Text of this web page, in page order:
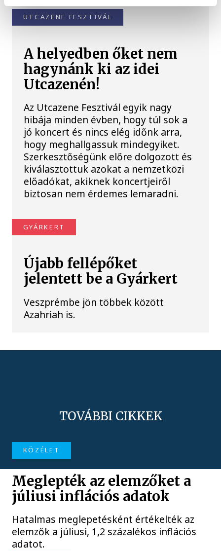
UTCAZENE FESZTIVÁL
A helyedben őket nem
hagynánk ki az idei
Utcazenén!
Az Utcazene Fesztivál egyik nagy
hibája minden évben, hogy túl sok a
jó koncert és nincs elég időnk arra,
hogy meghallgassuk mindegyiket.
Szerkesztőségünk előre dolgozott és
kiválasztottuk azokat a nemzetközi
előadókat, akiknek koncertjeiről
biztosan nem érdemes lemaradni.
GYÁRKERT
Újabb fellépőket
jelentett be a Gyárkert
Veszprémbe jön többek között
Azahriah is.
TOVÁBBI CIKKEK
KÖZÉLET
Meglepték az elemzőket a
júliusi inflációs adatok
Hatalmas meglepetésként értékelték az
elemzők a júliusi, 1,2 százalékos inflációs
adatot.